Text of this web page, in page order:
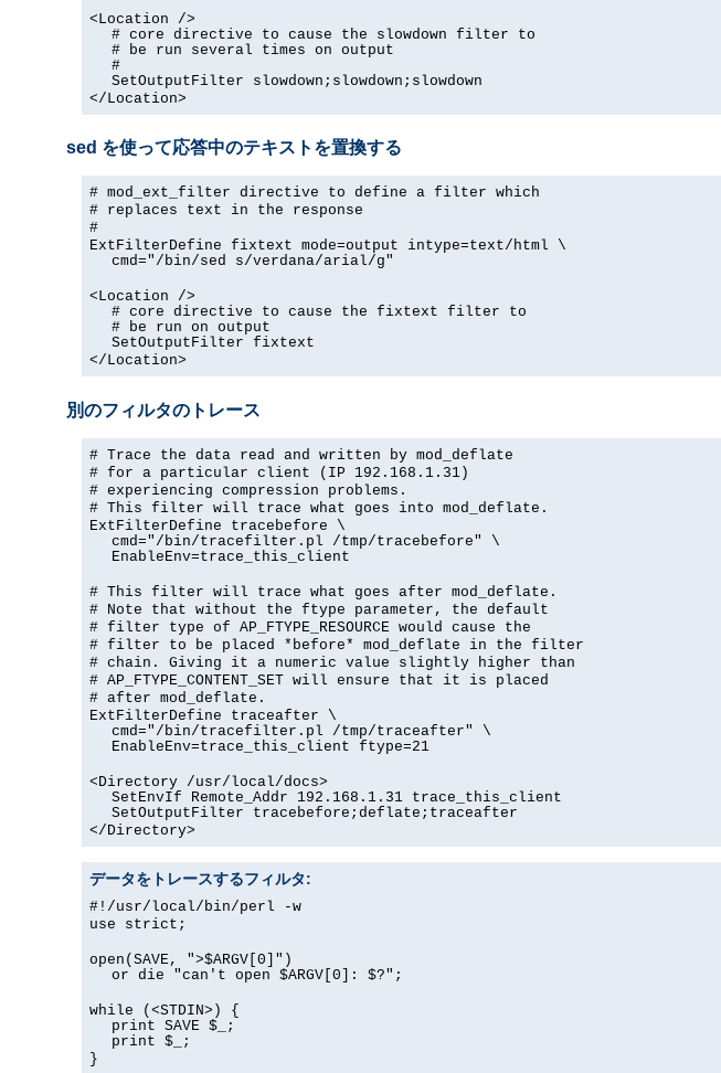
<Location />
# core directive to cause the slowdown filter to
# be run several times on output
#
SetOutputFilter slowdown;slowdown;slowdown
</Location>
sed を使って応答中のテキストを置換する
# mod_ext_filter directive to define a filter which
# replaces text in the response
#
ExtFilterDefine fixtext mode=output intype=text/html \
cmd="/bin/sed s/verdana/arial/g"
<Location />
# core directive to cause the fixtext filter to
# be run on output
SetOutputFilter fixtext
</Location>
別のフィルタのトレース
# Trace the data read and written by mod_deflate
# for a particular client (IP 192.168.1.31)
# experiencing compression problems.
# This filter will trace what goes into mod_deflate.
ExtFilterDefine tracebefore \
cmd="/bin/tracefilter.pl /tmp/tracebefore" \
EnableEnv=trace_this_client
# This filter will trace what goes after mod_deflate.
# Note that without the ftype parameter, the default
# filter type of AP_FTYPE_RESOURCE would cause the
# filter to be placed *before* mod_deflate in the filter
# chain. Giving it a numeric value slightly higher than
# AP_FTYPE_CONTENT_SET will ensure that it is placed
# after mod_deflate.
ExtFilterDefine traceafter \
cmd="/bin/tracefilter.pl /tmp/traceafter" \
EnableEnv=trace_this_client ftype=21
<Directory /usr/local/docs>
SetEnvIf Remote_Addr 192.168.1.31 trace_this_client
SetOutputFilter tracebefore;deflate;traceafter
</Directory>
データをトレースするフィルタ:
#!/usr/local/bin/perl -w
use strict;
open(SAVE, ">$ARGV[0]")
or die "can't open $ARGV[0]: $?";
while (<STDIN>) {
print SAVE $_;
print $_;
}